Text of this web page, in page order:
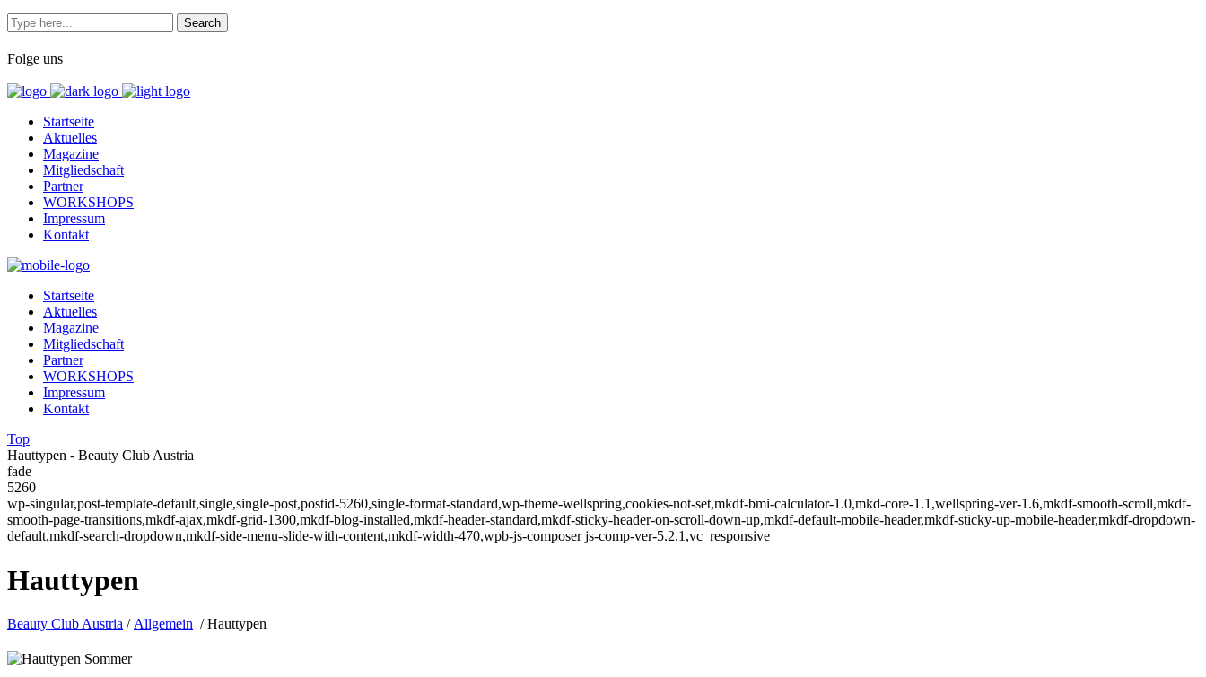
Folge uns
Startseite
Aktuelles
Magazine
Mitgliedschaft
Partner
WORKSHOPS
Impressum
Kontakt
Startseite
Aktuelles
Magazine
Mitgliedschaft
Partner
WORKSHOPS
Impressum
Kontakt
Top
Hauttypen - Beauty Club Austria
fade
5260
wp-singular,post-template-default,single,single-post,postid-5260,single-format-standard,wp-theme-wellspring,cookies-not-set,mkdf-bmi-calculator-1.0,mkd-core-1.1,wellspring-ver-1.6,mkdf-smooth-scroll,mkdf-
smooth-page-transitions,mkdf-ajax,mkdf-grid-1300,mkdf-blog-installed,mkdf-header-standard,mkdf-sticky-header-on-scroll-down-up,mkdf-default-mobile-header,mkdf-sticky-up-mobile-header,mkdf-dropdown-
default,mkdf-search-dropdown,mkdf-side-menu-slide-with-content,mkdf-width-470,wpb-js-composer js-comp-ver-5.2.1,vc_responsive
Hauttypen
Beauty Club Austria / Allgemein /Hauttypen